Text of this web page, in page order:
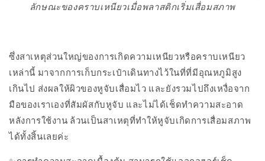
ลักษณะของคราบเหนียวเมื่อพลาสติกเริ่มเสื่อมสภาพ
ซึ่งสาเหตุส่วนใหญ่ของการเกิดความเหนียวหรือคราบเหนียว
เหล่านี้ มาจากการเก็บกระเป๋าเดินทางไว้ในที่ที่มีอุณหภูมิสูง
เกินไป ส่งผลให้ผิวของหูจับเสื่อมไว และยังรวมไปถึงเหงื่อจาก
มือของเราเองที่สัมผัสกับหูจับ และไม่ได้เช็ดทำความสะอาด
หลังการใช้งาน ล้วนเป็นสาเหตุที่ทำให้หูจับเกิดการเสื่อมสภาพ
ได้ทั้งสิ้นเลยค่ะ